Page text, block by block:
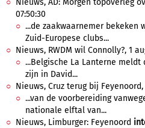
Nieuws, AD: Morgen topoverleg
07:50:30
...de zaakwaarnemer bekeken
Zuid-Europese clubs...
Nieuws, RWDM wil Connolly?, 1
...Belgische La Lanterne meldt
zijn in David...
Nieuws, Cruz terug bij Feyenoord,
...van de voorbereiding
nationale elftal van...
Nieuws, Limburger: Feyenoord